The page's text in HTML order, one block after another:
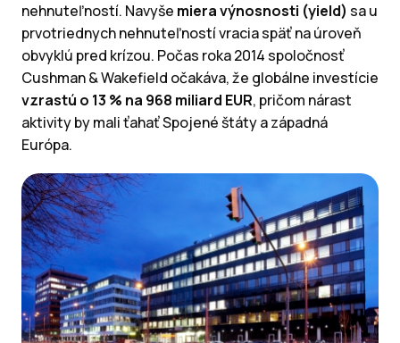
nehnuteľností. Navyše miera výnosnosti (yield) sa u
prvotriednych nehnuteľností vracia späť na úroveň
obvyklú pred krízou. Počas roka 2014 spoločnosť
Cushman & Wakefield očakáva, že globálne investície
vzrastú o 13 % na 968 miliard EUR, pričom nárast
aktivity by mali ťahať Spojené štáty a západná
Európa.